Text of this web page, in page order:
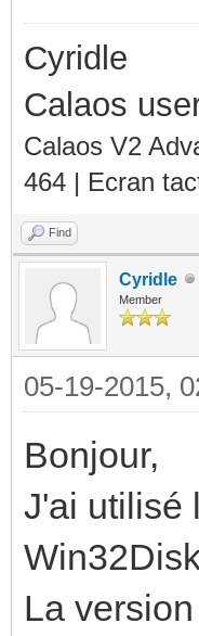
Cyridle
Calaos
Calaos V2
464 | Ecran
Find
Cyridle
Member
05-19-2015,
Bonjour,
J'ai utilisé
La